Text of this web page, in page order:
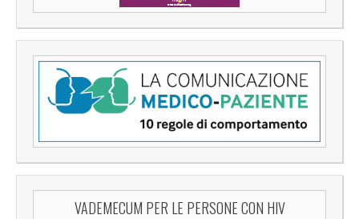
VADEMECUM PER LE PERSONE CON HIV